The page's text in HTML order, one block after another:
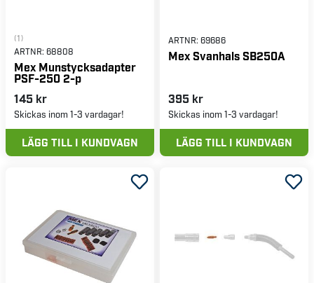
(1)
ARTNR: 68808
Mex Munstycksadapter
PSF-250 2-p
145 kr
Skickas inom 1-3 vardagar!
LÄGG TILL I KUNDVAGN
ARTNR: 69686
Mex Svanhals SB250A
395 kr
Skickas inom 1-3 vardagar!
LÄGG TILL I KUNDVAGN